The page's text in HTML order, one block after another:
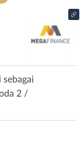
sebagai
2 /